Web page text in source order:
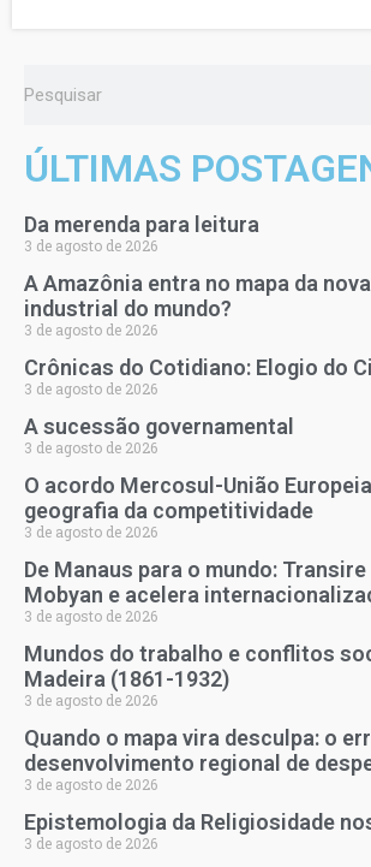
ÚLTIMAS
Da merenda para leitura
3 de agosto de 2026
A Amazônia entra no mapa da
industrial do mundo?
3 de agosto de 2026
Crônicas do Cotidiano: Elogio do
3 de agosto de 2026
A sucessão governamental
3 de agosto de 2026
O acordo Mercosul-União
geografia da competitividade
3 de agosto de 2026
De Manaus para o mundo:
Mobyan e acelera
3 de agosto de 2026
Mundos do trabalho e conflitos
Madeira (1861-1932)
3 de agosto de 2026
Quando o mapa vira desculpa: o
desenvolvimento regional de
3 de agosto de 2026
Epistemologia da Religiosidade
3 de agosto de 2026